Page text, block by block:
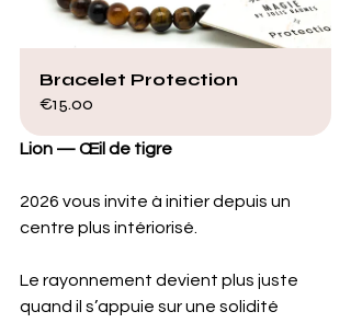
Bracelet Protection
€15.00
Lion — Œil de tigre
2026 vous invite à initier depuis un
centre plus intériorisé.
Le rayonnement devient plus juste
quand il s’appuie sur une solidité